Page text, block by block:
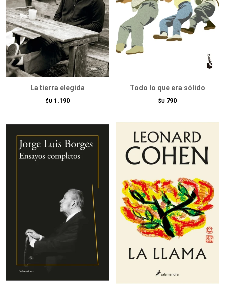
La tierra elegida
$U 1.190
Todo lo que era sólido
$U 790